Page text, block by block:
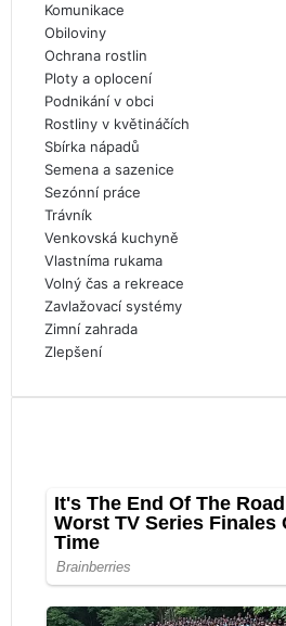
Komunikace
Obiloviny
Ochrana rostlin
Ploty a oplocení
Podnikání v obci
Rostliny v květináčích
Sbírka nápadů
Semena a sazenice
Sezónní práce
Trávník
Venkovská kuchyně
Vlastníma rukama
Volný čas a rekreace
Zavlažovací systémy
Zimní zahrada
Zlepšení